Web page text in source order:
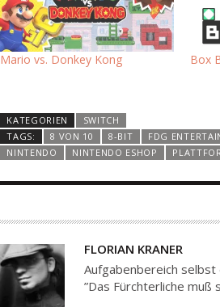
Mario vs. Donkey Kong Box
KATEGORIEN
SWITCH
TAGS:
8 VON 10 8-BIT FDG
NINTENDO
NINTENDO ESHOP
A
U
T
FLORIAN KRANER
Aufgabenbereich
”Das Fürchterliche muß